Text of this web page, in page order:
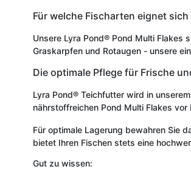
Für welche Fischarten eignet
Unsere Lyra Pond® Pond Multi Flakes
Graskarpfen und Rotaugen - unsere
Die optimale Pflege für Frische
Lyra Pond® Teichfutter wird in
nährstoffreichen Pond Multi Flakes
Für optimale Lagerung bewahren Sie
bietet Ihren Fischen stets eine
Gut zu wissen: